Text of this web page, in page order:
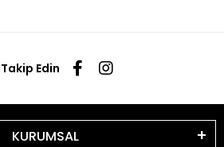
Edin
KURUMSAL